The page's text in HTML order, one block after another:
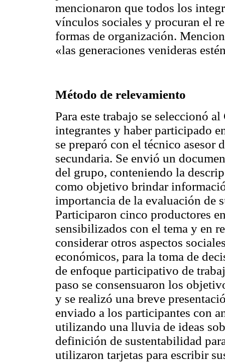
mencionaron que todos los
vínculos sociales y procuran el
formas de organización.
«las generaciones venideras
Método de relevamiento
Para este trabajo se seleccionó
integrantes y haber participado
se preparó con el técnico
secundaria. Se envió un
del grupo, conteniendo la
como objetivo brindar
importancia de la evaluación de
Participaron cinco productores
sensibilizados con el tema y en
considerar otros aspectos
económicos, para la toma de
de enfoque participativo de
paso se consensuaron los
y se realizó una breve
enviado a los participantes con
utilizando una lluvia de ideas
definición de sustentabilidad
utilizaron tarjetas para escribir